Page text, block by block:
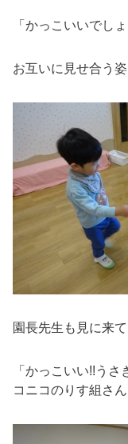
「かっこいいでしょ
お互いに見せ合う
園長先生も見に来
「かっこいい!!う
コニコのりす組さ